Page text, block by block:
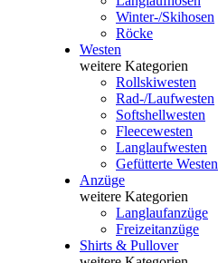
Winter-/Skihosen
Röcke
Westen
weitere Kategorien
Rollskiwesten
Rad-/Laufwesten
Softshellwesten
Fleecewesten
Langlaufwesten
Gefütterte Westen
Anzüge
weitere Kategorien
Langlaufanzüge
Freizeitanzüge
Shirts & Pullover